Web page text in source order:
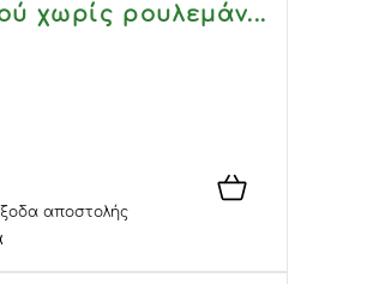
χωρίς ρουλεμάν...
αποστολής